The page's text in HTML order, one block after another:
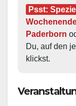
Psst:
Paderborn
Du, auf den
klickst.